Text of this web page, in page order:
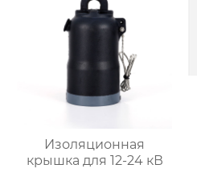
Изоляционная
крышка для 12-24 кВ